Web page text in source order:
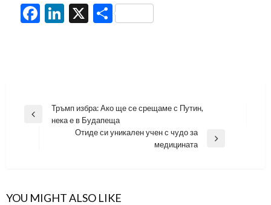
Facebook
LinkedIn
X Share
Навигация
Previous
Тръмп избра: Ако ще се срещаме с Путин,
нека е в Будапеща
Отиде си уникален учен с чудо за
медицината
YOU MIGHT ALSO LIKE